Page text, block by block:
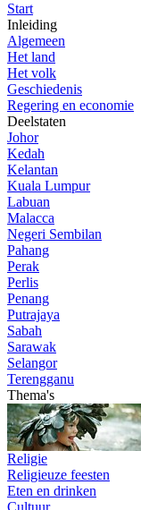
Start
Inleiding
Algemeen
Het land
Het volk
Geschiedenis
Regering en economie
Deelstaten
Johor
Kedah
Kelantan
Kuala Lumpur
Labuan
Malacca
Negeri Sembilan
Pahang
Perak
Perlis
Penang
Putrajaya
Sabah
Sarawak
Selangor
Terengganu
Thema's
Religie
Religieuze feesten
Eten en drinken
Cultuur